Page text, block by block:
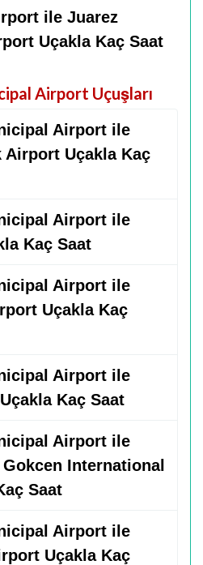
ile Juarez
Uçakla Kaç Saat
Airport Uçuşları
Airport ile
Uçakla Kaç
Airport ile
Kaç Saat
Airport ile
Uçakla Kaç
Airport ile
Kaç Saat
Airport ile
International
Saat
Airport ile
Uçakla Kaç